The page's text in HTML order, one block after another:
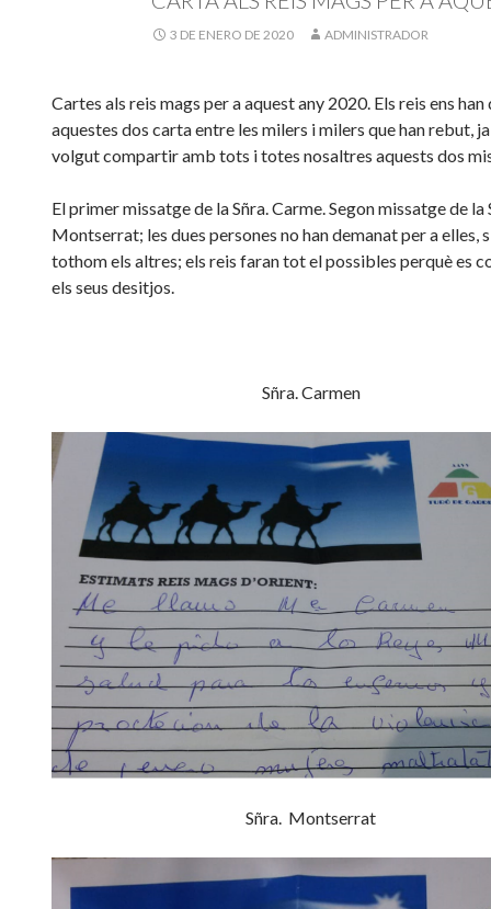
3 DE ENERO DE 2020 ADMINISTRADOR
Cartes als reis mags per a aquest any 2020. Els reis ens han
aquestes dos carta entre les milers i milers que han rebut, ja
volgut compartir amb tots i totes nosaltres aquests dos
El primer missatge de la Sñra. Carme. Segon missatge de la
Montserrat; les dues persones no han demanat per a elles,
tothom els altres; els reis faran tot el possibles perquè es
els seus desitjos.
Sñra. Carmen
Sñra. Montserrat